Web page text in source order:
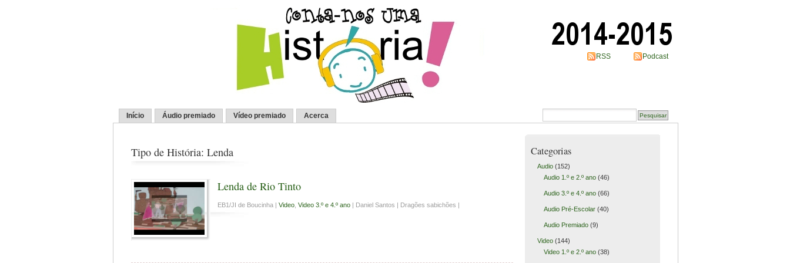
RSS Podcast
Início Áudio premiado Vídeo premiado Acerca
Tipo de História: Lenda
Lenda de Rio Tinto
EB1/JI de Boucinha |Video,Video 3.º e 4.º ano | Daniel Santos | Dragões sabichões |
Categorias
Audio(152)
Audio 1.º e 2.º ano(46)
Audio 3.º e 4.º ano(66)
Audio Pré-Escolar(40)
Audio Premiado(9)
Video(144)
Video 1.º e 2.º ano(38)